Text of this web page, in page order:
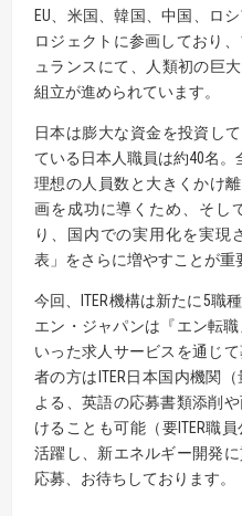
EU、米国、韓国、中国、ロ
ロジェクトに参画しており
ュランスにて、人類初の巨
組立が進められています。
日本は膨大な資金を投資し
ている日本人職員は約40名。
理想の人員数と大きくかけ
画を成功に導くため、そし
り、国内での実用化を実現
表」をさらに増やすことが重
今回、ITER機構は新たに5職
エン・ジャパンは『エン転
いった求人サービスを通じ
者の方はITER日本国内機関
よる、英語の応募書類添削
けることも可能（要ITER職
活躍し、新エネルギー開発
応募、お待ちしております。